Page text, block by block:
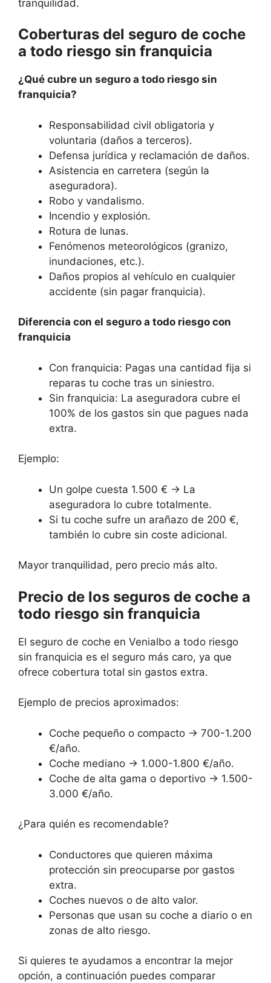
tranquilidad.
Coberturas del seguro de coche
a todo riesgo sin franquicia
¿Qué cubre un seguro a todo riesgo sin
franquicia?
Responsabilidad civil obligatoria y
voluntaria (daños a terceros).
Defensa jurídica y reclamación de daños.
Asistencia en carretera (según la
aseguradora).
Robo y vandalismo.
Incendio y explosión.
Rotura de lunas.
Fenómenos meteorológicos (granizo,
inundaciones, etc.).
Daños propios al vehículo en cualquier
accidente (sin pagar franquicia).
Diferencia con el seguro a todo riesgo con
franquicia
Con franquicia: Pagas una cantidad fija si
reparas tu coche tras un siniestro.
Sin franquicia: La aseguradora cubre el
100% de los gastos sin que pagues nada
extra.
Ejemplo:
Un golpe cuesta 1.500 € → La
aseguradora lo cubre totalmente.
Si tu coche sufre un arañazo de 200 €,
también lo cubre sin coste adicional.
Mayor tranquilidad, pero precio más alto.
Precio de los seguros de coche a
todo riesgo sin franquicia
El seguro de coche en Venialbo a todo riesgo
sin franquicia es el seguro más caro, ya que
ofrece cobertura total sin gastos extra.
Ejemplo de precios aproximados:
Coche pequeño o compacto → 700-1.200
€/año.
Coche mediano → 1.000-1.800 €/año.
Coche de alta gama o deportivo → 1.500-
3.000 €/año.
¿Para quién es recomendable?
Conductores que quieren máxima
protección sin preocuparse por gastos
extra.
Coches nuevos o de alto valor.
Personas que usan su coche a diario o en
zonas de alto riesgo.
Si quieres te ayudamos a encontrar la mejor
opción, a continuación puedes comparar